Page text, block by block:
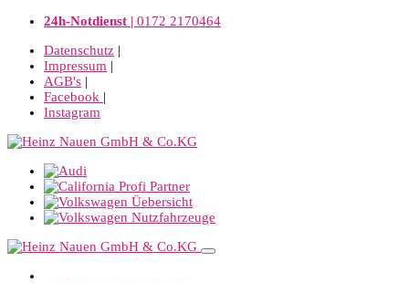
24h-Notdienst | 0172 2170464
Datenschutz |
Impressum |
AGB's |
Facebook |
Instagram